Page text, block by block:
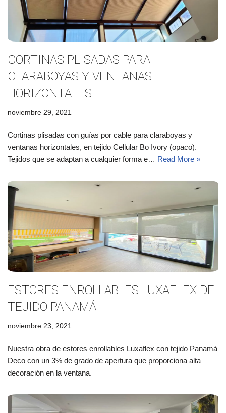
CORTINAS PLISADAS PARA
CLARABOYAS Y VENTANAS
HORIZONTALES
noviembre 29, 2021
Cortinas plisadas con guías por cable para claraboyas y
ventanas horizontales, en tejido Cellular Bo Ivory (opaco).
Tejidos que se adaptan a cualquier forma e… Read More »
ESTORES ENROLLABLES LUXAFLEX DE
TEJIDO PANAMÁ
noviembre 23, 2021
Nuestra obra de estores enrollables Luxaflex con tejido Panamá
Deco con un 3% de grado de apertura que proporciona alta
decoración en la ventana.